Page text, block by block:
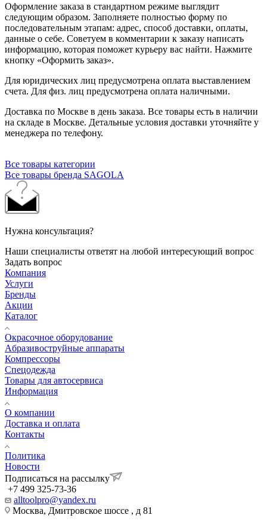
Оформление заказа в стандартном режиме выглядит
следующим образом. Заполняете полностью форму по
последовательным этапам: адрес, способ доставки, оплаты,
данные о себе. Советуем в комментарии к заказу написать
информацию, которая поможет курьеру вас найти. Нажмите
кнопку «Оформить заказ».
Для юридических лиц предусмотрена оплата выставлением
счета. Для физ. лиц предусмотрена оплата наличными.
Доставка по Москве в день заказа. Все товары есть в наличии
на складе в Москве. Детальные условия доставки уточняйте у
менеджера по телефону.
Все товары категории
Все товары бренда SAGOLA
Нужна консультация?
Наши специалисты ответят на любой интересующий вопрос
Задать вопрос
Компания
Услуги
Бренды
Акции
Каталог
Окрасочное оборудование
Aбразивоструйные аппараты
Компрессоры
Спецодежда
Товары для автосервиса
Информация
О компании
Доставка и оплата
Контакты
Политика
Новости
Подписаться на рассылку
+7 499 325-73-36
alltoolpro@yandex.ru
Москва, Дмитровское шоссе , д 81